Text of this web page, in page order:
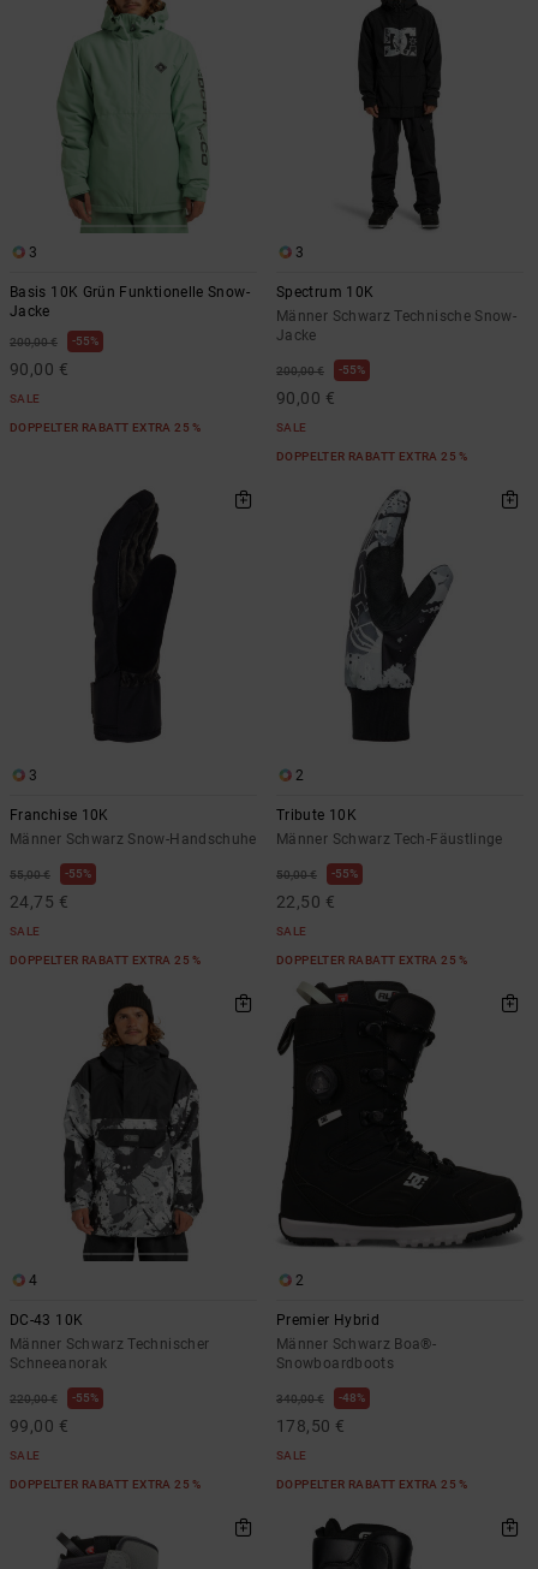
3
Basis 10K Grün Funktionelle Snow-
Jacke
200,00 € 55%
90,00 €
SALE
DOPPELTER RABATT EXTRA 25 %
3
Spectrum 10K
Männer Schwarz Technische Snow-
Jacke
200,00 € 55%
90,00 €
SALE
DOPPELTER RABATT EXTRA 25 %
3
Franchise 10K
Männer Schwarz Snow-Handschuhe
55,00 € 55%
24,75 €
SALE
DOPPELTER RABATT EXTRA 25 %
2
Tribute 10K
Männer Schwarz Tech-Fäustlinge
50,00 € 55%
22,50 €
SALE
DOPPELTER RABATT EXTRA 25 %
4
DC-43 10K
Männer Schwarz Technischer
Schneeanorak
220,00 € 55%
99,00 €
SALE
DOPPELTER RABATT EXTRA 25 %
2
Premier Hybrid
Männer Schwarz Boa®-
Snowboardboots
340,00 € 48%
178,50 €
SALE
DOPPELTER RABATT EXTRA 25 %